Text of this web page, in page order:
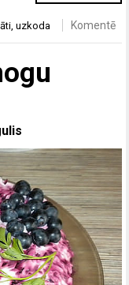
,uzkoda Komentē